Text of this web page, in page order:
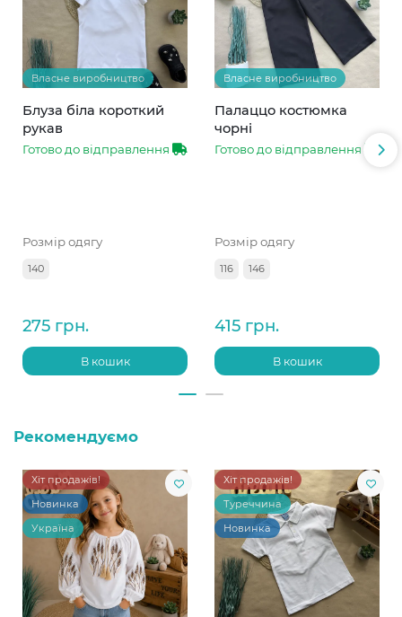
Власне виробництво
Блуза біла короткий
рукав
Готово до відправлення
Розмір одягу
140
275 грн.
В кошик
Власне виробництво
Палаццо костюмка
чорні
Готово до відправлення
Розмір одягу
116 146
415 грн.
В кошик
Рекомендуємо
Хіт продажів!
Новинка
Україна
Хіт продажів!
Туреччина
Новинка